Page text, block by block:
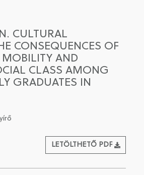
CULTURAL
CONSEQUENCES OF
AND
CLASS AMONG
GRADUATES IN
LETÖLTHETŐ PDF